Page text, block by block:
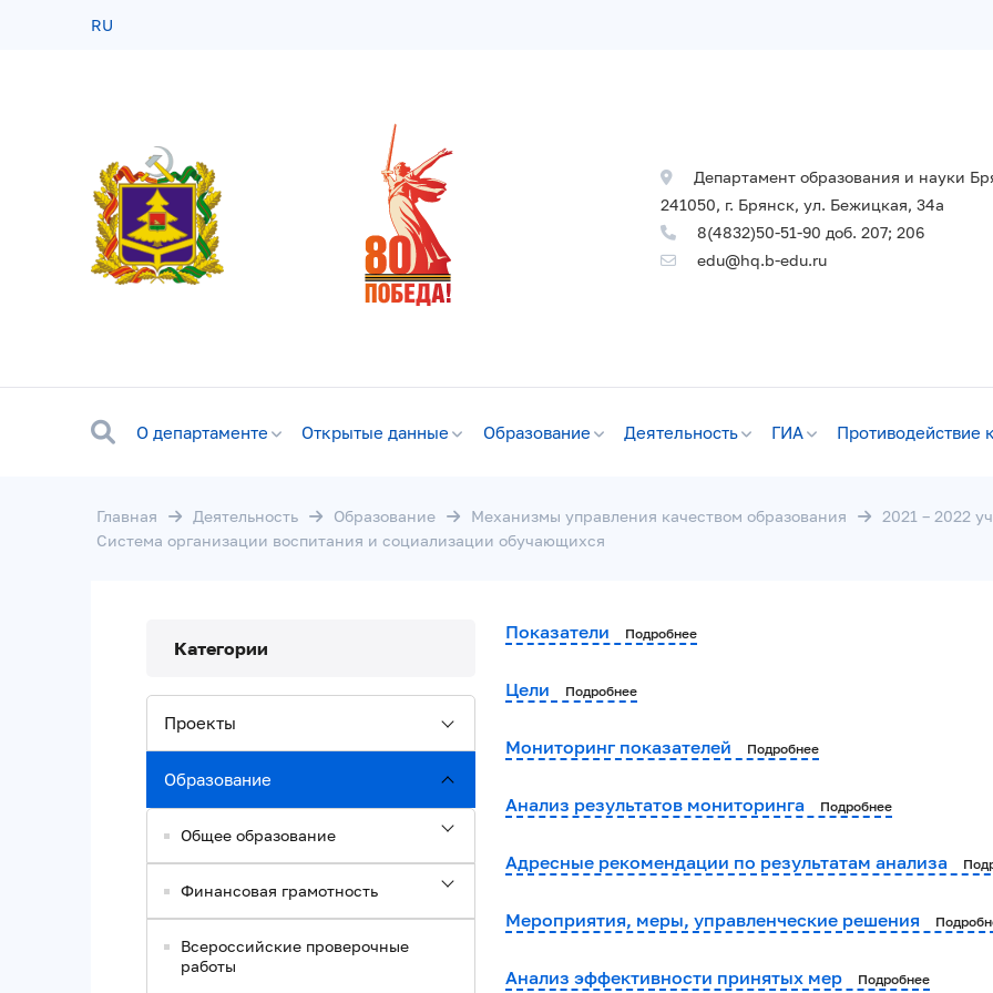
RU
Департамент образования и науки
241050, г. Брянск, ул. Бежицкая, 34а
8(4832)50-51-90 доб. 207; 206
edu@hq.b-edu.ru
О департаменте Открытые данные Образование Деятельность ГИА Противодействие
Главная Деятельность Образование Механизмы управления качеством образования
2021 – 2022
Система организации воспитания и социализации обучающихся
Категории
Проекты
Образование
Общее образование
Финансовая грамотность
Всероссийские проверочные
работы
Показатели Подробнее
Цели Подробнее
Мониторинг показателей Подробнее
Анализ результатов мониторинга Подробнее
Адресные рекомендации по результатам анализа
Мероприятия, меры, управленческие решения
Анализ эффективности принятых мер Подробнее